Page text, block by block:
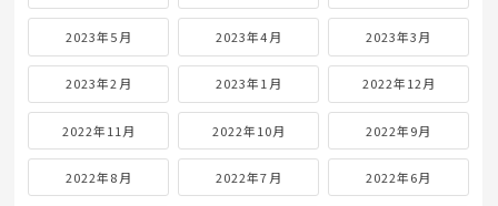
2023年5月 2023年4月 2023年3月
2023年2月 2023年1月 2022年12月
2022年11月 2022年10月 2022年9月
2022年8月 2022年7月 2022年6月